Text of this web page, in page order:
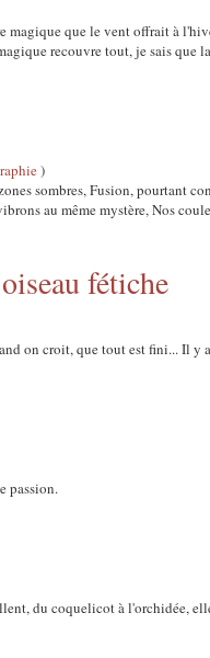
magique que le vent offrait à
recouvre tout, je sais que
)
sombres, Fusion, pourtant
au même mystère, Nos
fétiche
on croit, que tout est fini... Il y
passion.
du coquelicot à l'orchidée,